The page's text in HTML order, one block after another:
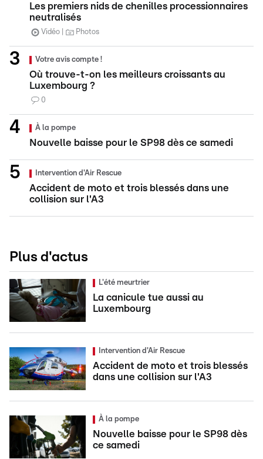
Les premiers nids de chenilles processionnaires
neutralisés
Vidéo Photos
Votre avis compte !
Où trouve-t-on les meilleurs croissants au
Luxembourg ?
0
À la pompe
Nouvelle baisse pour le SP98 dès ce samedi
Intervention d'Air Rescue
Accident de moto et trois blessés dans une
collision sur l'A3
Plus d'actus
L'été meurtrier
La canicule tue aussi au
Luxembourg
Intervention d'Air Rescue
Accident de moto et trois blessés
dans une collision sur l'A3
À la pompe
Nouvelle baisse pour le SP98 dès
ce samedi